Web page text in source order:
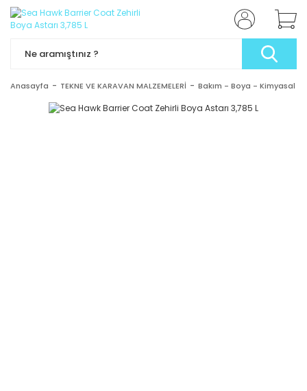
Anasayfa TEKNE VE KARAVAN MALZEMELERİ Bakım - Boya - Kimyasal